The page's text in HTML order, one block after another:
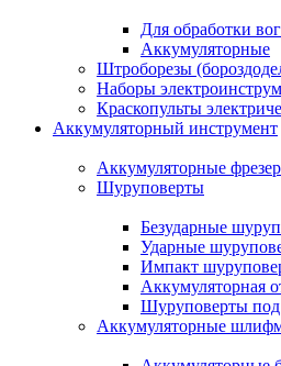
Для обработки
Аккумуляторные
Штроборезы
Наборы
Краскопульты
Аккумуляторный инструмент
Аккумуляторные
Шуруповерты
Безударные
Ударные
Импакт
Аккумуляторная
Шуруповерты
Аккумуляторные